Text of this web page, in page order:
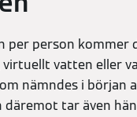
person kommer
vatten eller
nämndes i början
däremot tar även